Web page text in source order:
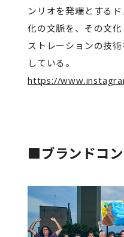
ンリオを発端とする
化の文脈を、その文
ストレーションの技
している。
https://
■ブランドコ